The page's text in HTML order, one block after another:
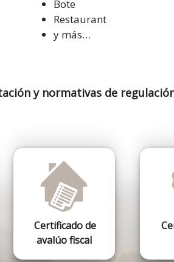
Bote
Restaurant
y más…
y normativas de
Certificado de
avalúo fiscal